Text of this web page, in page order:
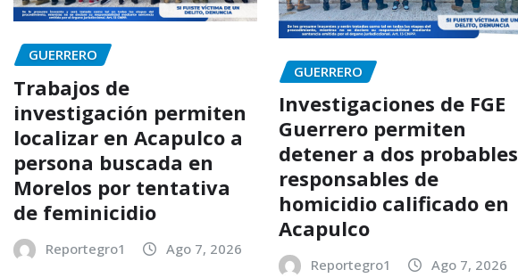
GUERRERO
Trabajos de
investigación permiten
localizar en Acapulco a
persona buscada en
Morelos por tentativa
de feminicidio
Reportegro1 Ago 7, 2026
GUERRERO
Investigaciones de FGE
Guerrero permiten
detener a dos probables
responsables de
homicidio calificado en
Acapulco
Reportegro1 Ago 7, 2026